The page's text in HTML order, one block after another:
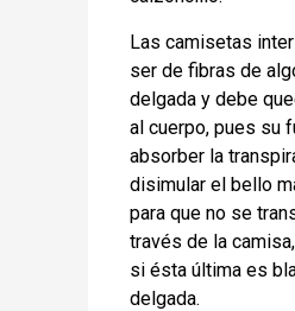
Las camisetas
ser de fibras de
delgada y debe
al cuerpo, pues su
absorber la
disimular el bello
para que no se
través de la
si ésta última es
delgada.